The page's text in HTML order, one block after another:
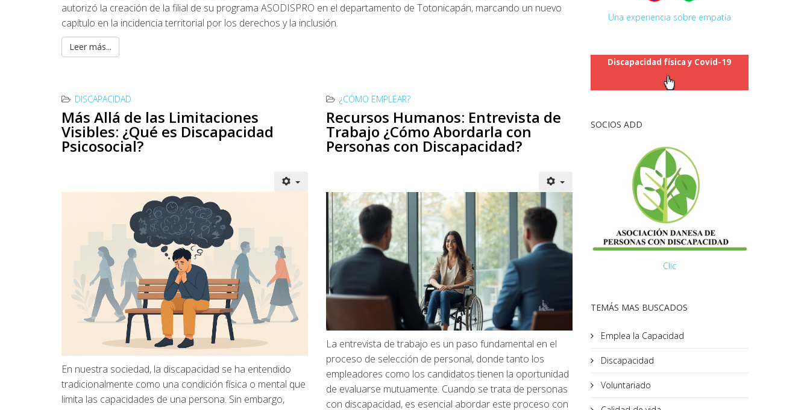
autorizó la creación de la filial de su programa ASODISPRO en el departamento de Totonicapán, marcando un nuevo
capítulo en la incidencia territorial por los derechos y la inclusión.
Leer más...
DISCAPACIDAD
Más Allá de las Limitaciones
Visibles: ¿Qué es Discapacidad
Psicosocial?
En nuestra sociedad, la discapacidad se ha entendido
tradicionalmente como una condición física o mental que
limita las capacidades de una persona. Sin embargo,
¿CÓMO EMPLEAR?
Recursos Humanos: Entrevista de
Trabajo ¿Cómo Abordarla con
Personas con Discapacidad?
La entrevista de trabajo es un paso fundamental en el
proceso de selección de personal, donde tanto los
empleadores como los candidatos tienen la oportunidad
de evaluarse mutuamente. Cuando se trata de personas
con discapacidad, es esencial abordar este proceso con
Una experiencia sobre empatía
Discapacidad física y Covid-19
SOCIOS ADD
Clic
TEMÁS MAS BUSCADOS
Emplea la Capacidad
Discapacidad
Voluntariado